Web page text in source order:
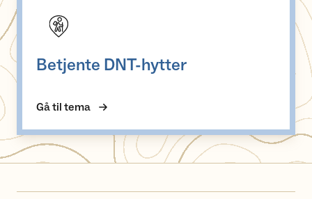
Betjente DNT-hytter
Gå til tema